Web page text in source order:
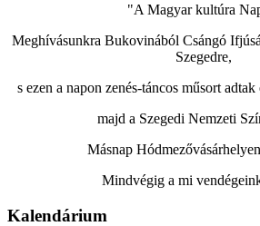
"A Magyar kultúra
Meghívásunkra Bukovinából Csángó
Szegedre,
s ezen a napon zenés-táncos műsort
majd a Szegedi Nemzeti
Másnap
Mindvégig a mi
Kalendárium